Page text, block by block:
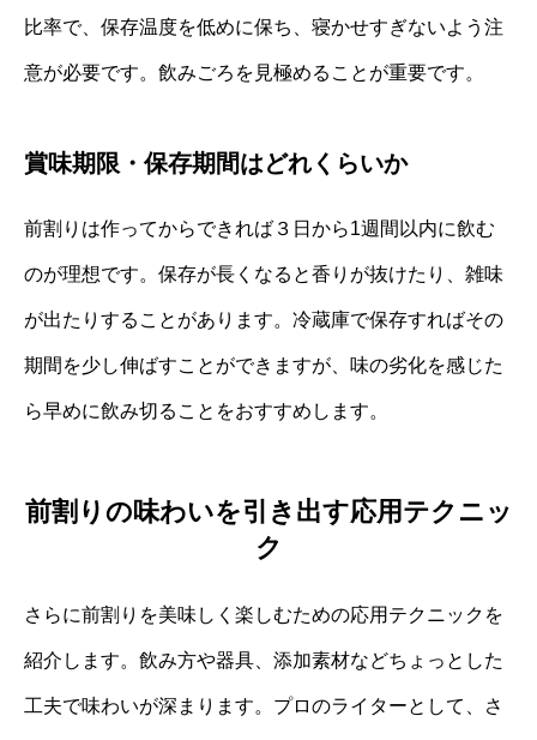
比率で、保存温度を低めに保ち、寝かせすぎないよう注
意が必要です。飲みごろを見極めることが重要です。
賞味期限・保存期間はどれくらいか
前割りは作ってからできれば３日から1週間以内に飲む
のが理想です。保存が長くなると香りが抜けたり、雑味
が出たりすることがあります。冷蔵庫で保存すればその
期間を少し伸ばすことができますが、味の劣化を感じた
ら早めに飲み切ることをおすすめします。
前割りの味わいを引き出す応用テクニッ
ク
さらに前割りを美味しく楽しむための応用テクニックを
紹介します。飲み方や器具、添加素材などちょっとした
工夫で味わいが深まります。プロのライターとして、さ